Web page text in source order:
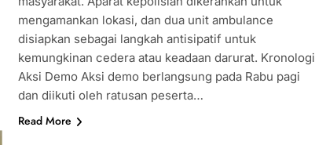
mengamankan lokasi, dan dua unit ambulance
disiapkan sebagai langkah antisipatif untuk
kemungkinan cedera atau keadaan darurat. Kronologi
Aksi Demo Aksi demo berlangsung pada Rabu pagi
dan diikuti oleh ratusan peserta…
Read More